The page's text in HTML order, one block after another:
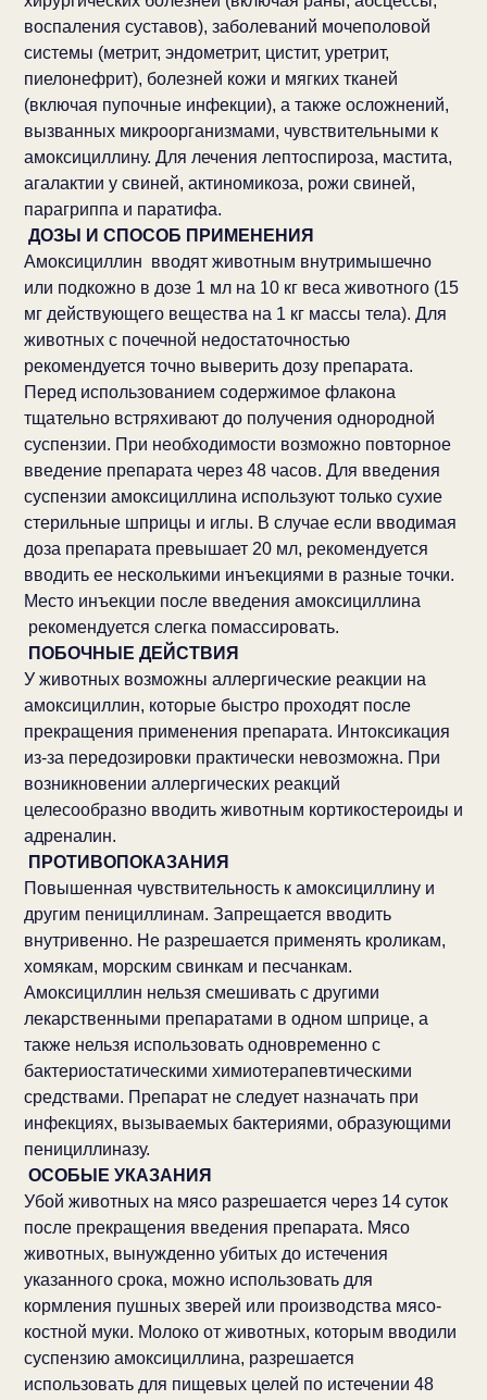
воспаления суставов), заболеваний мочеполовой
системы (метрит, эндометрит, цистит, уретрит,
пиелонефрит), болезней кожи и мягких тканей
(включая пупочные инфекции), а также осложнений,
вызванных микроорганизмами, чувствительными к
амоксициллину. Для лечения лептоспироза, мастита,
агалактии у свиней, актиномикоза, рожи свиней,
парагриппа и паратифа.
ДОЗЫ И СПОСОБ ПРИМЕНЕНИЯ
Амоксициллин вводят животным внутримышечно
или подкожно в дозе 1 мл на 10 кг веса животного (15
мг действующего вещества на 1 кг массы тела). Для
животных с почечной недостаточностью
рекомендуется точно выверить дозу препарата.
Перед использованием содержимое флакона
тщательно встряхивают до получения однородной
суспензии. При необходимости возможно повторное
введение препарата через 48 часов. Для введения
суспензии амоксициллина используют только сухие
стерильные шприцы и иглы. В случае если вводимая
доза препарата превышает 20 мл, рекомендуется
вводить ее несколькими инъекциями в разные точки.
Место инъекции после введения амоксициллина
рекомендуется слегка помассировать.
ПОБОЧНЫЕ ДЕЙСТВИЯ
У животных возможны аллергические реакции на
амоксициллин, которые быстро проходят после
прекращения применения препарата. Интоксикация
из-за передозировки практически невозможна. При
возникновении аллергических реакций
целесообразно вводить животным кортикостероиды и
адреналин.
ПРОТИВОПОКАЗАНИЯ
Повышенная чувствительность к амоксициллину и
другим пенициллинам. Запрещается вводить
внутривенно. Не разрешается применять кроликам,
хомякам, морским свинкам и песчанкам.
Амоксициллин нельзя смешивать с другими
лекарственными препаратами в одном шприце, а
также нельзя использовать одновременно с
бактериостатическими химиотерапевтическими
средствами. Препарат не следует назначать при
инфекциях, вызываемых бактериями, образующими
пенициллиназу.
ОСОБЫЕ УКАЗАНИЯ
Убой животных на мясо разрешается через 14 суток
после прекращения введения препарата. Мясо
животных, вынужденно убитых до истечения
указанного срока, можно использовать для
кормления пушных зверей или производства мясо-
костной муки. Молоко от животных, которым вводили
суспензию амоксициллина, разрешается
использовать для пищевых целей по истечении 48